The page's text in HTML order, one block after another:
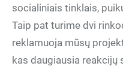
socialiniais tinklais,
Taip pat turime dvi
reklamuoja mūsų
kas daugiausia reakcijų